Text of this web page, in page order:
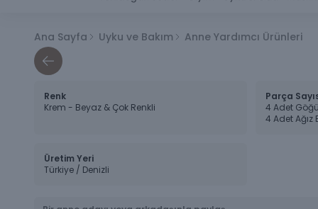
Ana Sayfa Uyku ve Bakım Anne Yardımcı Ürünleri
Renk
Krem - Beyaz & Çok Renkli
Parça
4 Adet
4 Adet Ağız
Üretim Yeri
Türkiye / Denizli